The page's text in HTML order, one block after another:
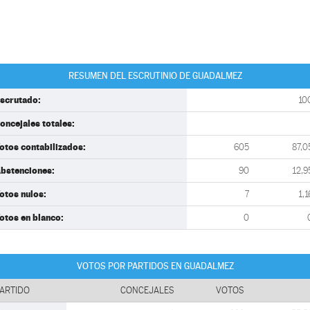
RESUMEN DEL ESCRUTINIO DE GUADALMEZ
totales:
contabilizados: 605
90
nulos: 7
en blanco: 0
VOTOS POR PARTIDOS EN GUADALMEZ
CONCEJALES VOTOS